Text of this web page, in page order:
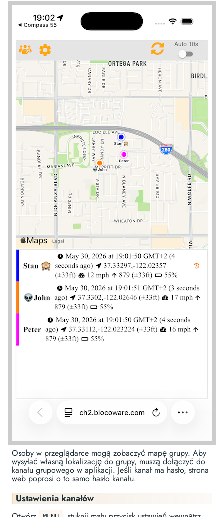
Osoby w przeglądarce mogą zobaczyć mapę grupy. Aby
wysyłać własną lokalizację do grupy, muszą dołączyć do
kanału grupowego w aplikacji. Jeśli kanał ma hasło, strona
web poprosi o to samo hasło kanału.
Ustawienia kanałów